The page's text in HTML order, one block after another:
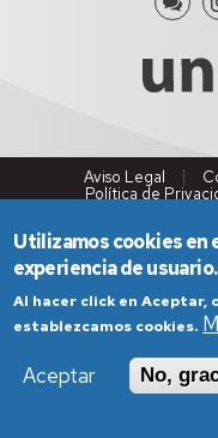
Aviso Legal
Política de
Utilizamos cookies en
experiencia de usuario.
Al hacer click en
establezcamos cookies.
Aceptar
No,